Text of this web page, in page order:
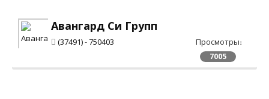
Авангард Си Групп
Просмотры։
7005
(37491) - 750403